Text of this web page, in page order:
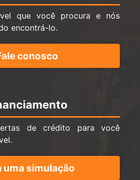
que você procura e nós
encontrá-lo.
conosco
de crédito para você
uma simulação